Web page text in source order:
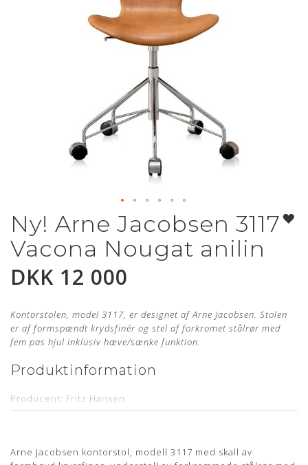
Gå
til
begynnelsen
av
bildegalleri
Ny! Arne Jacobsen 3117
Vacona Nougat anilin
DKK 12 000
Kontorstolen, model 3117, er designet af Arne Jacobsen. Stolen
er af formspændt krydsfinér og stel af forkromet stålrør med
fem pas hjul inklusiv hæve/sænke funktion.
Produktinformation
Producent: Fritz Hansen
Mål: Sædehøjde 47 cm - 55 cm
Arne Jacobsen kontorstol, modell 3117 med skall av